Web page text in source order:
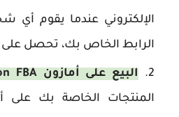
الإلكتروني عندما يقوم أي
الرابط الخاص بك، تحصل
البيع على أمازون Amazon FBA
المنتجات الخاصة بك على